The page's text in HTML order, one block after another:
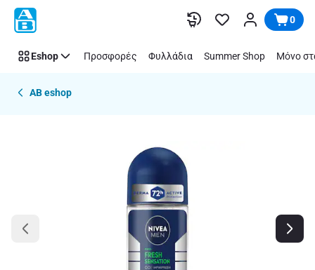
Παράλειψη 0
Eshop Προσφορές Φυλλάδια Summer Shop Μόνο
AB eshop